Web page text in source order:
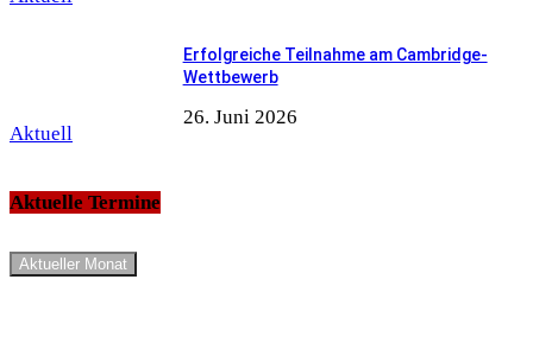
Aktuell
Erfolgreiche Teilnahme am Cambridge-
Wettbewerb
26. Juni 2026
Aktuelle Termine
Aktueller Monat